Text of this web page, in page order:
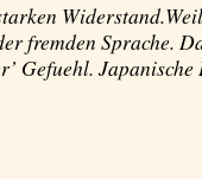
fremden Sprache.
Gefuehl. Japanische